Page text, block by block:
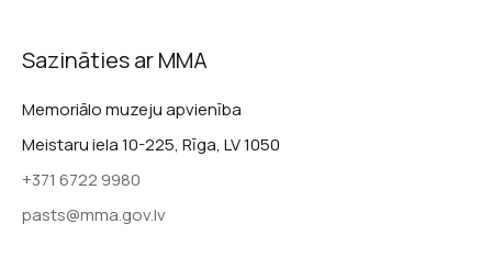
Sazināties ar MMA
Memoriālo muzeju apvienība
Meistaru iela 10-225, Rīga, LV 1050
+371 6722 9980
pasts@mma.gov.lv